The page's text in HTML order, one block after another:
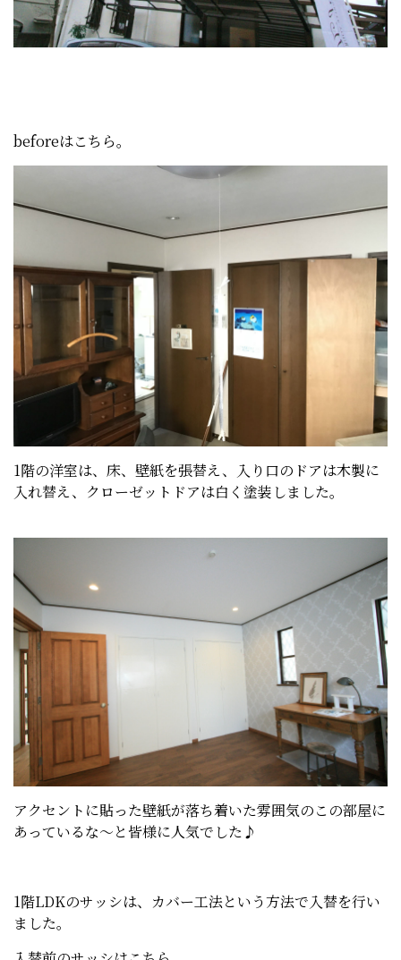
beforeはこちら。
1階の洋室は、床、壁紙を張替え、入り口のドアは木製に
入れ替え、クローゼットドアは白く塗装しました。
アクセントに貼った壁紙が落ち着いた雰囲気のこの部屋に
あっているな～と皆様に人気でした♪
1階LDKのサッシは、カバー工法という方法で入替を行い
ました。